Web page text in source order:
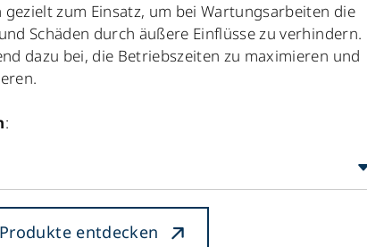
zum Einsatz, um bei Wartungsarbeiten die
Schäden durch äußere Einflüsse zu verhindern.
dazu bei, die Betriebszeiten zu maximieren und
:
entdecken